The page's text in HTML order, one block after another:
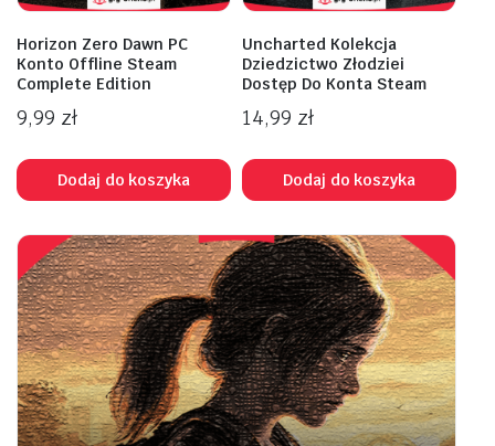
Horizon Zero Dawn PC
Konto Offline Steam
Complete Edition
9,99 zł
Dodaj do koszyka
Uncharted Kolekcja
Dziedzictwo Złodziei
Dostęp Do Konta Steam
14,99 zł
Dodaj do koszyka